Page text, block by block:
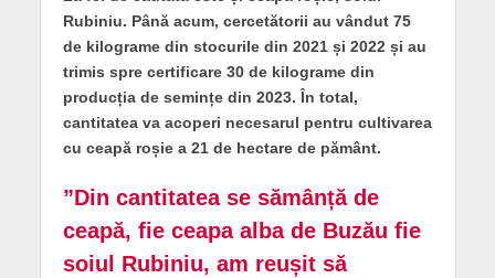
Rubiniu. Până acum, cercetătorii au vândut 75
de kilograme din stocurile din 2021 și 2022 și au
trimis spre certificare 30 de kilograme din
producția de semințe din 2023. În total,
cantitatea va acoperi necesarul pentru cultivarea
cu ceapă roșie a 21 de hectare de pământ.
”Din cantitatea se sămânță de
ceapă, fie ceapa alba de Buzău fie
soiul Rubiniu, am reușit să